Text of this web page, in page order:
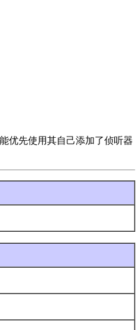
优先使用其自己添加了侦听器